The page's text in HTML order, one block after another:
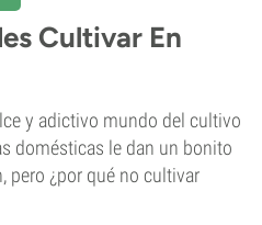
Cultivar En
y adictivo mundo del cultivo
domésticas le dan un bonito
pero ¿por qué no cultivar